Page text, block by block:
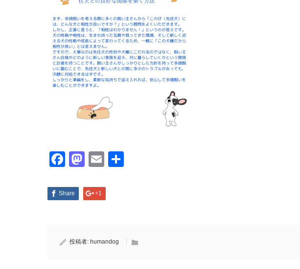
Facebook
Mastodon
Email
Share +1
投稿者: humandog